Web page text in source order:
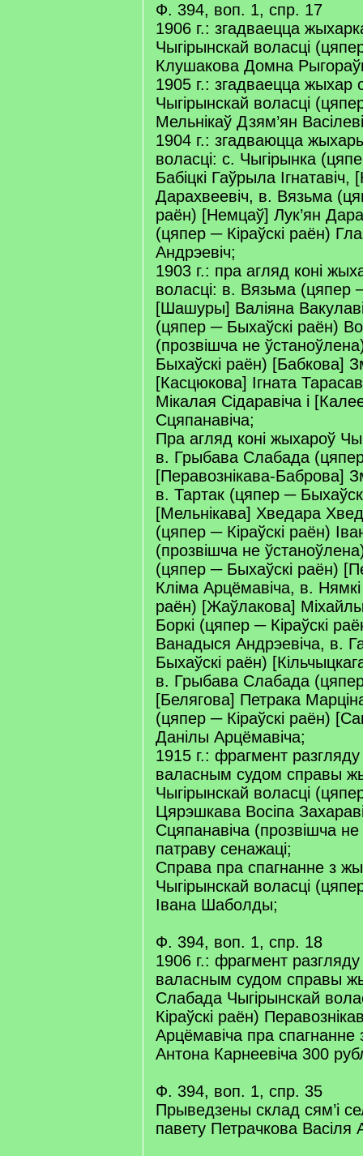
Ф. 394, воп. 1, спр. 17
1906 г.: згадваецца
Чыгірынскай воласці
Клушакова Домна
1905 г.: згадваецца
Чыгірынскай воласці
Мельнікаў Дзям’ян
1904 г.: згадваюцца
воласці: с. Чыгірынка
Бабіцкі Гаўрыла
Дарахвеевіч, в. Вязьма
раён) [Немцаў] Лук’ян
(цяпер ─ Кіраўскі раён)
Андрэевіч;
1903 г.: пра агляд коні
воласці: в. Вязьма (цяпер
[Шашуры] Валіяна
(цяпер ─ Быхаўскі раён)
(прозвішча не
Быхаўскі раён) [Бабкова]
[Касцюкова] Ігната
Мікалая Сідаравіча і
Сцяпанавіча;
Пра агляд коні жыхароў
в. Грыбава Слабада (цяпер
[Перавознікава-Баброва]
в. Тартак (цяпер ─
[Мельнікава] Хведара
(цяпер ─ Кіраўскі раён)
(прозвішча не
(цяпер ─ Быхаўскі раён)
Кліма Арцёмавіча, в.
раён) [Жаўлакова]
Боркі (цяпер ─ Кіраўскі
Ванадыся Андрэевіча, в.
Быхаўскі раён)
в. Грыбава Слабада (цяпер
[Белягова] Петрака
(цяпер ─ Кіраўскі раён)
Данілы Арцёмавіча;
1915 г.: фрагмент разгляду
валасным судом справы
Чыгірынскай воласці
Цярэшкава Восіпа
Сцяпанавіча (прозвішча
патраву сенажаці;
Справа пра спагнанне з
Чыгірынскай воласці
Івана Шаболды;
Ф. 394, воп. 1, спр. 18
1906 г.: фрагмент разгляду
валасным судом справы
Слабада Чыгірынскай
Кіраўскі раён)
Арцёмавіча пра
Антона Карнеевіча 300
Ф. 394, воп. 1, спр. 35
Прыведзены склад сям’і
павету Петрачкова Васіля